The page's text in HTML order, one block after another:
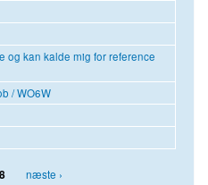
og kan kalde mig for reference
/ WO6W
næste ›